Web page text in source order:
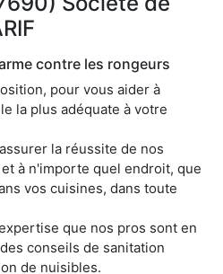
contre les rongeurs
pour vous aider à
la plus adéquate à votre
la réussite de nos
à n'importe quel endroit, que
vos cuisines, dans toute
que nos pros sont en
conseils de sanitation
de nuisibles.